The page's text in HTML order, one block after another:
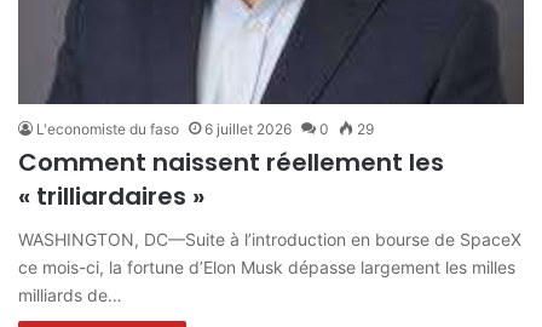
L'economiste du faso 6 juillet 2026 0 29
Comment naissent réellement les
« trilliardaires »
WASHINGTON, DC—Suite à l’introduction en bourse de SpaceX
ce mois-ci, la fortune d’Elon Musk dépasse largement les milles
milliards de…